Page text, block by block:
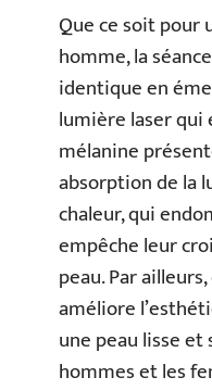
Que ce soit pour
homme, la
identique en
lumière laser qui
mélanine
absorption de la
chaleur, qui
empêche leur
peau. Par
améliore
une peau lisse
hommes et les